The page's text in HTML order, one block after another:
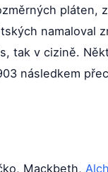
pláten,
namaloval
tak v cizině.
následkem
Mackbeth,